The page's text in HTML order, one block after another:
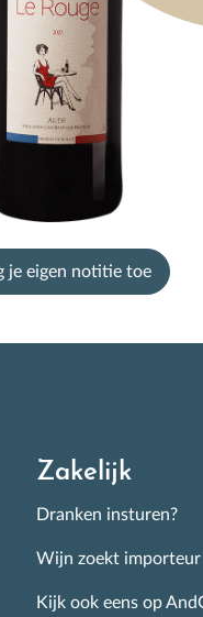
je eigen notitie toe
Zakelijk
Dranken insturen?
Wijn zoekt importeur
Kijk ook eens op
de
de wijnevent
schappen.